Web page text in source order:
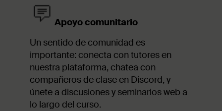
Apoyo comunitario
Un sentido de comunidad es
importante: conecta con tutores en
nuestra plataforma, chatea con
compañeros de clase en Discord, y
únete a discusiones y seminarios web a
lo largo del curso.